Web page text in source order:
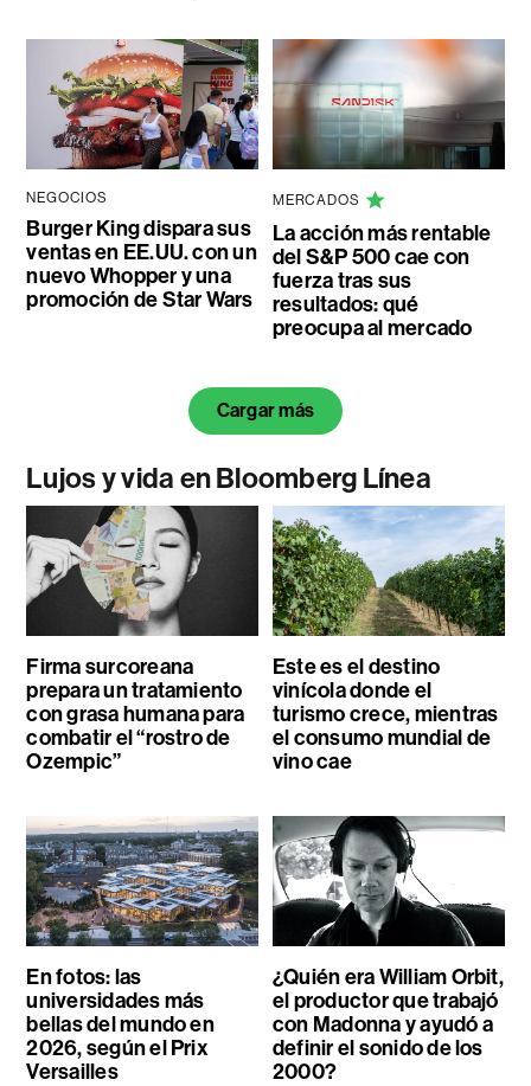
NEGOCIOS
Burger King dispara sus
ventas en EE.UU. con un
nuevo Whopper y una
promoción de Star Wars
MERCADOS
La acción más rentable
del S&P 500 cae con
fuerza tras sus
resultados: qué
preocupa al mercado
Cargar más
Lujos y vida en Bloomberg Línea
Firma surcoreana
prepara un tratamiento
con grasa humana para
combatir el “rostro de
Ozempic”
Este es el destino
vinícola donde el
turismo crece, mientras
el consumo mundial de
vino cae
En fotos: las
universidades más
bellas del mundo en
2026, según el Prix
Versailles
¿Quién era William Orbit,
el productor que trabajó
con Madonna y ayudó a
definir el sonido de los
2000?